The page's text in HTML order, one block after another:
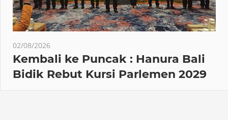
02/08/2026
Kembali ke Puncak : Hanura Bali
Bidik Rebut Kursi Parlemen 2029